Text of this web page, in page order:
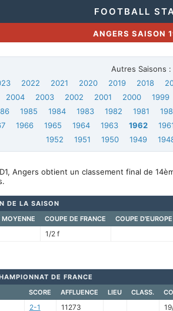
FOOTBALL
ANGERS SAISON
Autres Saisons :
2022 2021 2020 2019 2018
2004 2003 2002 2001 2000 1999
1985 1984 1983 1982 1981
1966 1965 1964 1963 1962
1952
1951 1950 1949
Angers obtient un classement final de
DE LA SAISON
MOYENNE COUPE DE FRANCE COUPE D'EUROPE
1/2 f
DE FRANCE
SCORE AFFLUENCE LIEU CLASS.
2-1 11273